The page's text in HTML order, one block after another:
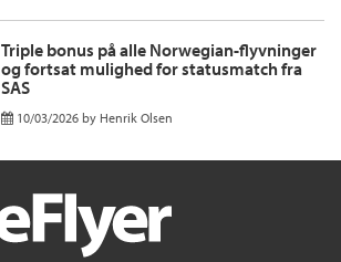
Triple bonus på alle Norwegian-flyvninger
og fortsat mulighed for statusmatch fra
SAS
10/03/2026 by Henrik Olsen